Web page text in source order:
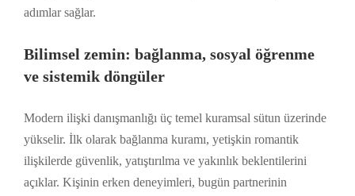
adımlar sağlar.
Bilimsel zemin: bağlanma, sosyal öğrenme
ve sistemik döngüler
Modern ilişki danışmanlığı üç temel kuramsal sütun üzerinde
yükselir. İlk olarak bağlanma kuramı, yetişkin romantik
ilişkilerde güvenlik, yatıştırılma ve yakınlık beklentilerini
açıklar. Kişinin erken deneyimleri, bugün partnerinin